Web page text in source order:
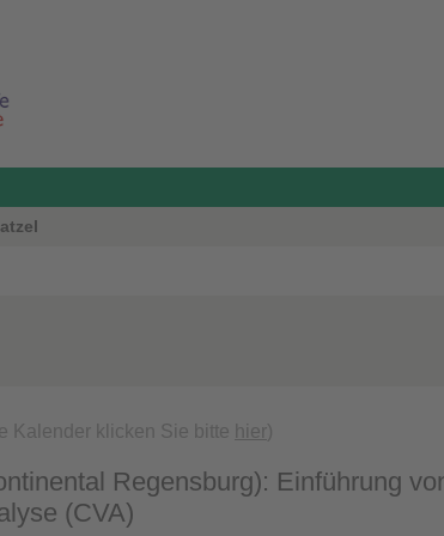
Kalender klicken Sie bitte hier)
Regensburg): Einführung
(CVA)